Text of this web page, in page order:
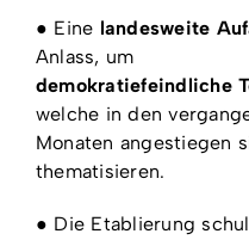
● Eine landesweite
Anlass, um
demokratiefeindliche
welche in den
Monaten angestiegen
thematisieren.
● Die Etablierung